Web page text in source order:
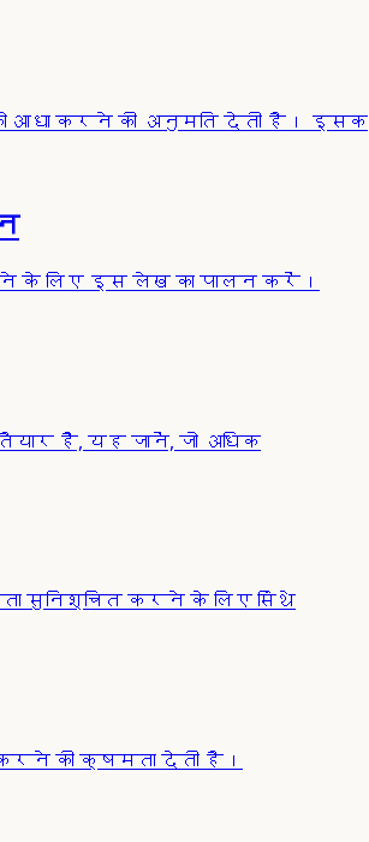
आधा करने की अनुमति देती है। इसक
के लिए इस लेख का पालन करें।
हैं, यह जानें, जो अधिक
सुनिश्चित करने के लिए सिंथे
की क्षमता देती है।